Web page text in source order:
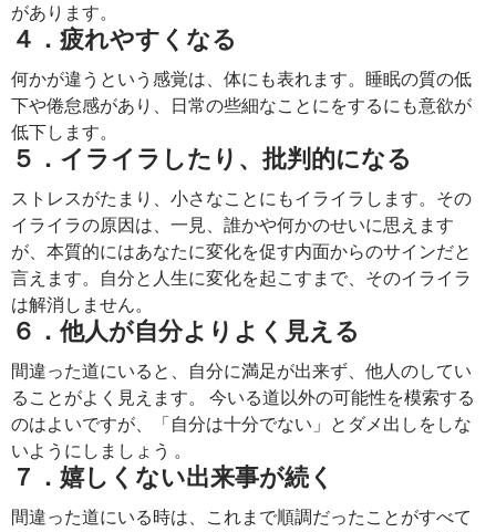
があります。
４．疲れやすくなる
何かが違うという感覚は、体にも表れます。睡眠の質の低
下や倦怠感があり、日常の些細なことにをするにも意欲が
低下します。
５．イライラしたり、批判的になる
ストレスがたまり、小さなことにもイライラします。その
イライラの原因は、一見、誰かや何かのせいに思えます
が、本質的にはあなたに変化を促す内面からのサインだと
言えます。自分と人生に変化を起こすまで、そのイライラ
は解消しません。
６．他人が自分よりよく見える
間違った道にいると、自分に満足が出来ず、他人のしてい
ることがよく見えます。 今いる道以外の可能性を模索する
のはよいですが、「自分は十分でない」とダメ出しをしな
いようにしましょう 。
７．嬉しくない出来事が続く
間違った道にいる時は、これまで順調だったことがすべて